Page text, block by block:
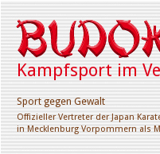
Kampfsport im
Sport gegen Gewalt
Offizieller Vertreter der Japan
in Mecklenburg Vorpommern als